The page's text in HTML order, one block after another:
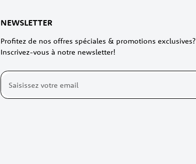
NEWSLETTER
Profitez de nos offres spéciales & promotions exclusives?
Inscrivez-vous à notre newsletter!
Inscription
notre